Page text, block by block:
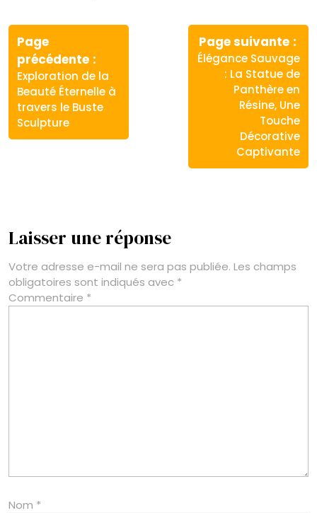
Navigation
de
l’article
Page
précédente
précédent
:
Exploration de la
Beauté Éternelle à
travers le Buste
Sculpture
Page suivante
Article
suivant
Élégance Sauvage
: La Statue de
Panthère en
Résine, Une
Touche
Décorative
Captivante
Laisser une réponse
Votre adresse e-mail ne sera pas publiée. Les champs
obligatoires sont indiqués avec *
Commentaire *
Nom *